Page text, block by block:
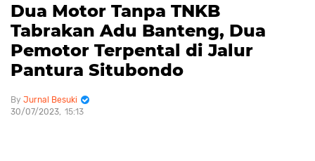
Dua Motor Tanpa TNKB
Tabrakan Adu Banteng, Dua
Pemotor Terpental di Jalur
Pantura Situbondo
Jurnal Besuki
30/07/2023 15:13